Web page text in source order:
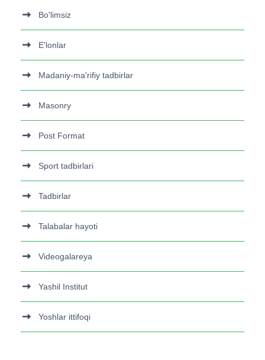
Bo'limsiz
E'lonlar
Madaniy-ma'rifiy tadbirlar
Masonry
Post Format
Sport tadbirlari
Tadbirlar
Talabalar hayoti
Videogalareya
Yashil Institut
Yoshlar ittifoqi